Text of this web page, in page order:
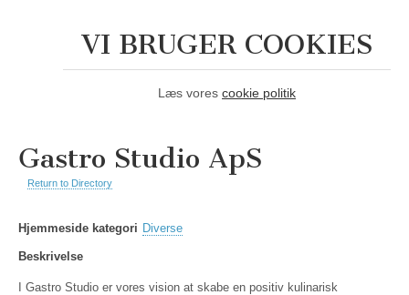
VI BRUGER COOKIES
Læs vores cookie politik
Gastro Studio ApS
Return to Directory
Hjemmeside kategori Diverse
Beskrivelse
I Gastro Studio er vores vision at skabe en positiv kulinarisk